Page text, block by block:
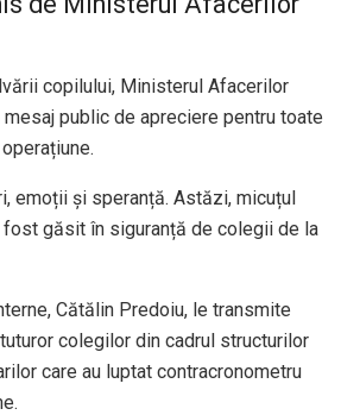
copilului, Ministerul Afacerilor
public de apreciere pentru toate
emoții și speranță. Astăzi, micuțul
fost găsit în siguranță de colegii de la
Cătălin Predoiu, le transmite
colegilor din cadrul structurilor
care au luptat contracronometru